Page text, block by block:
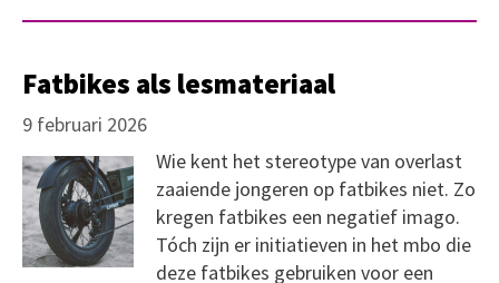
Fatbikes als lesmateriaal
9 februari 2026
Wie kent het stereotype van overlast
zaaiende jongeren op fatbikes niet. Zo
kregen fatbikes een negatief imago.
Tóch zijn er initiatieven in het mbo die
deze fatbikes gebruiken voor een